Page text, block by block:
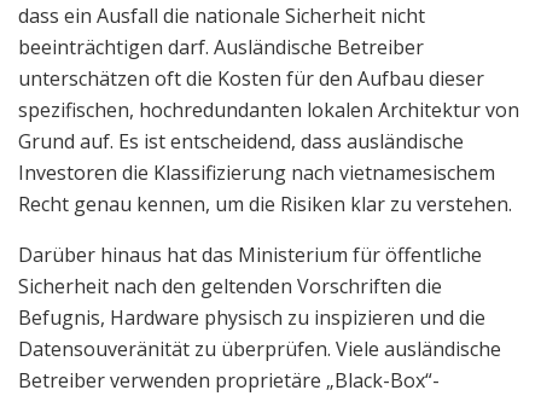
dass ein Ausfall die nationale Sicherheit nicht
beeinträchtigen darf. Ausländische Betreiber
unterschätzen oft die Kosten für den Aufbau dieser
spezifischen, hochredundanten lokalen Architektur von
Grund auf. Es ist entscheidend, dass ausländische
Investoren die Klassifizierung nach vietnamesischem
Recht genau kennen, um die Risiken klar zu verstehen.
Darüber hinaus hat das Ministerium für öffentliche
Sicherheit nach den geltenden Vorschriften die
Befugnis, Hardware physisch zu inspizieren und die
Datensouveränität zu überprüfen. Viele ausländische
Betreiber verwenden proprietäre „Black-Box“-